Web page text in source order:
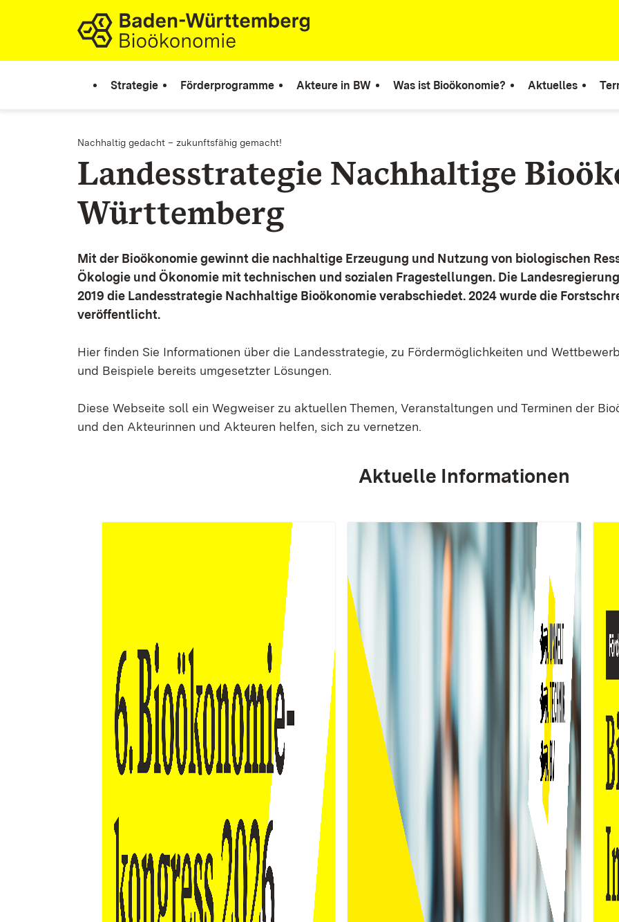
Zum Inhalt springen
Link zur Startseite
Strategie Förderprogramme Akteure in BW Was ist Bioökonomie? Aktuelles
Nachhaltig gedacht – zukunftsfähig gemacht!
Landesstrategie Nachhaltige
Württemberg
Mit der Bioökonomie gewinnt die nachhaltige Erzeugung und Nutzung von biologischen
Ökologie und Ökonomie mit technischen und sozialen Fragestellungen. Die
2019 die Landesstrategie Nachhaltige Bioökonomie verabschiedet. 2024 wurde die
veröffentlicht.
Hier finden Sie Informationen über die Landesstrategie, zu Fördermöglichkeiten und
und Beispiele bereits umgesetzter Lösungen.
Diese Webseite soll ein Wegweiser zu aktuellen Themen, Veranstaltungen und Terminen der
und den Akteurinnen und Akteuren helfen, sich zu vernetzen.
Aktuelle Informationen